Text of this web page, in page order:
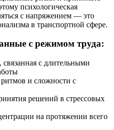
психологическая
с напряжением — это
в транспортной сфере.
с режимом труда:
с длительными
и сложности с
решений в стрессовых
на протяжении всего